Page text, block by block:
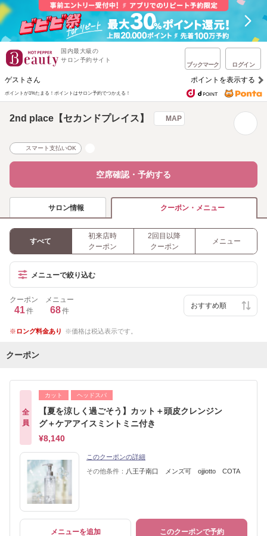
国内最大級の
サロン予約サイト
ブックマーク ログイン
ゲストさん ポイントを表示する
ポイントが1%たまる！ ポイントはサロン予約でつかえる！
2nd place【セカンドプレイス】 MAP
スマート支払いOK
空席確認・予約する
サロン情報 クーポン・メニュー
すべて
初来店時
クーポン
2回目以降
クーポン
メニュー
メニューで絞り込む
クーポン
41件
メニュー
68件
ロング料金あり 価格は税込表示です。
クーポン
全
員
カット ヘッドスパ
【夏を涼しく過ごそう】カット＋頭皮クレンジン
グ＋ケアアイスミントミニ付き
¥8,140
このクーポンの詳細
その他条件： 八王子南口 メンズ可 ojjiotto COTA
メニューを追加 このクーポンで予約